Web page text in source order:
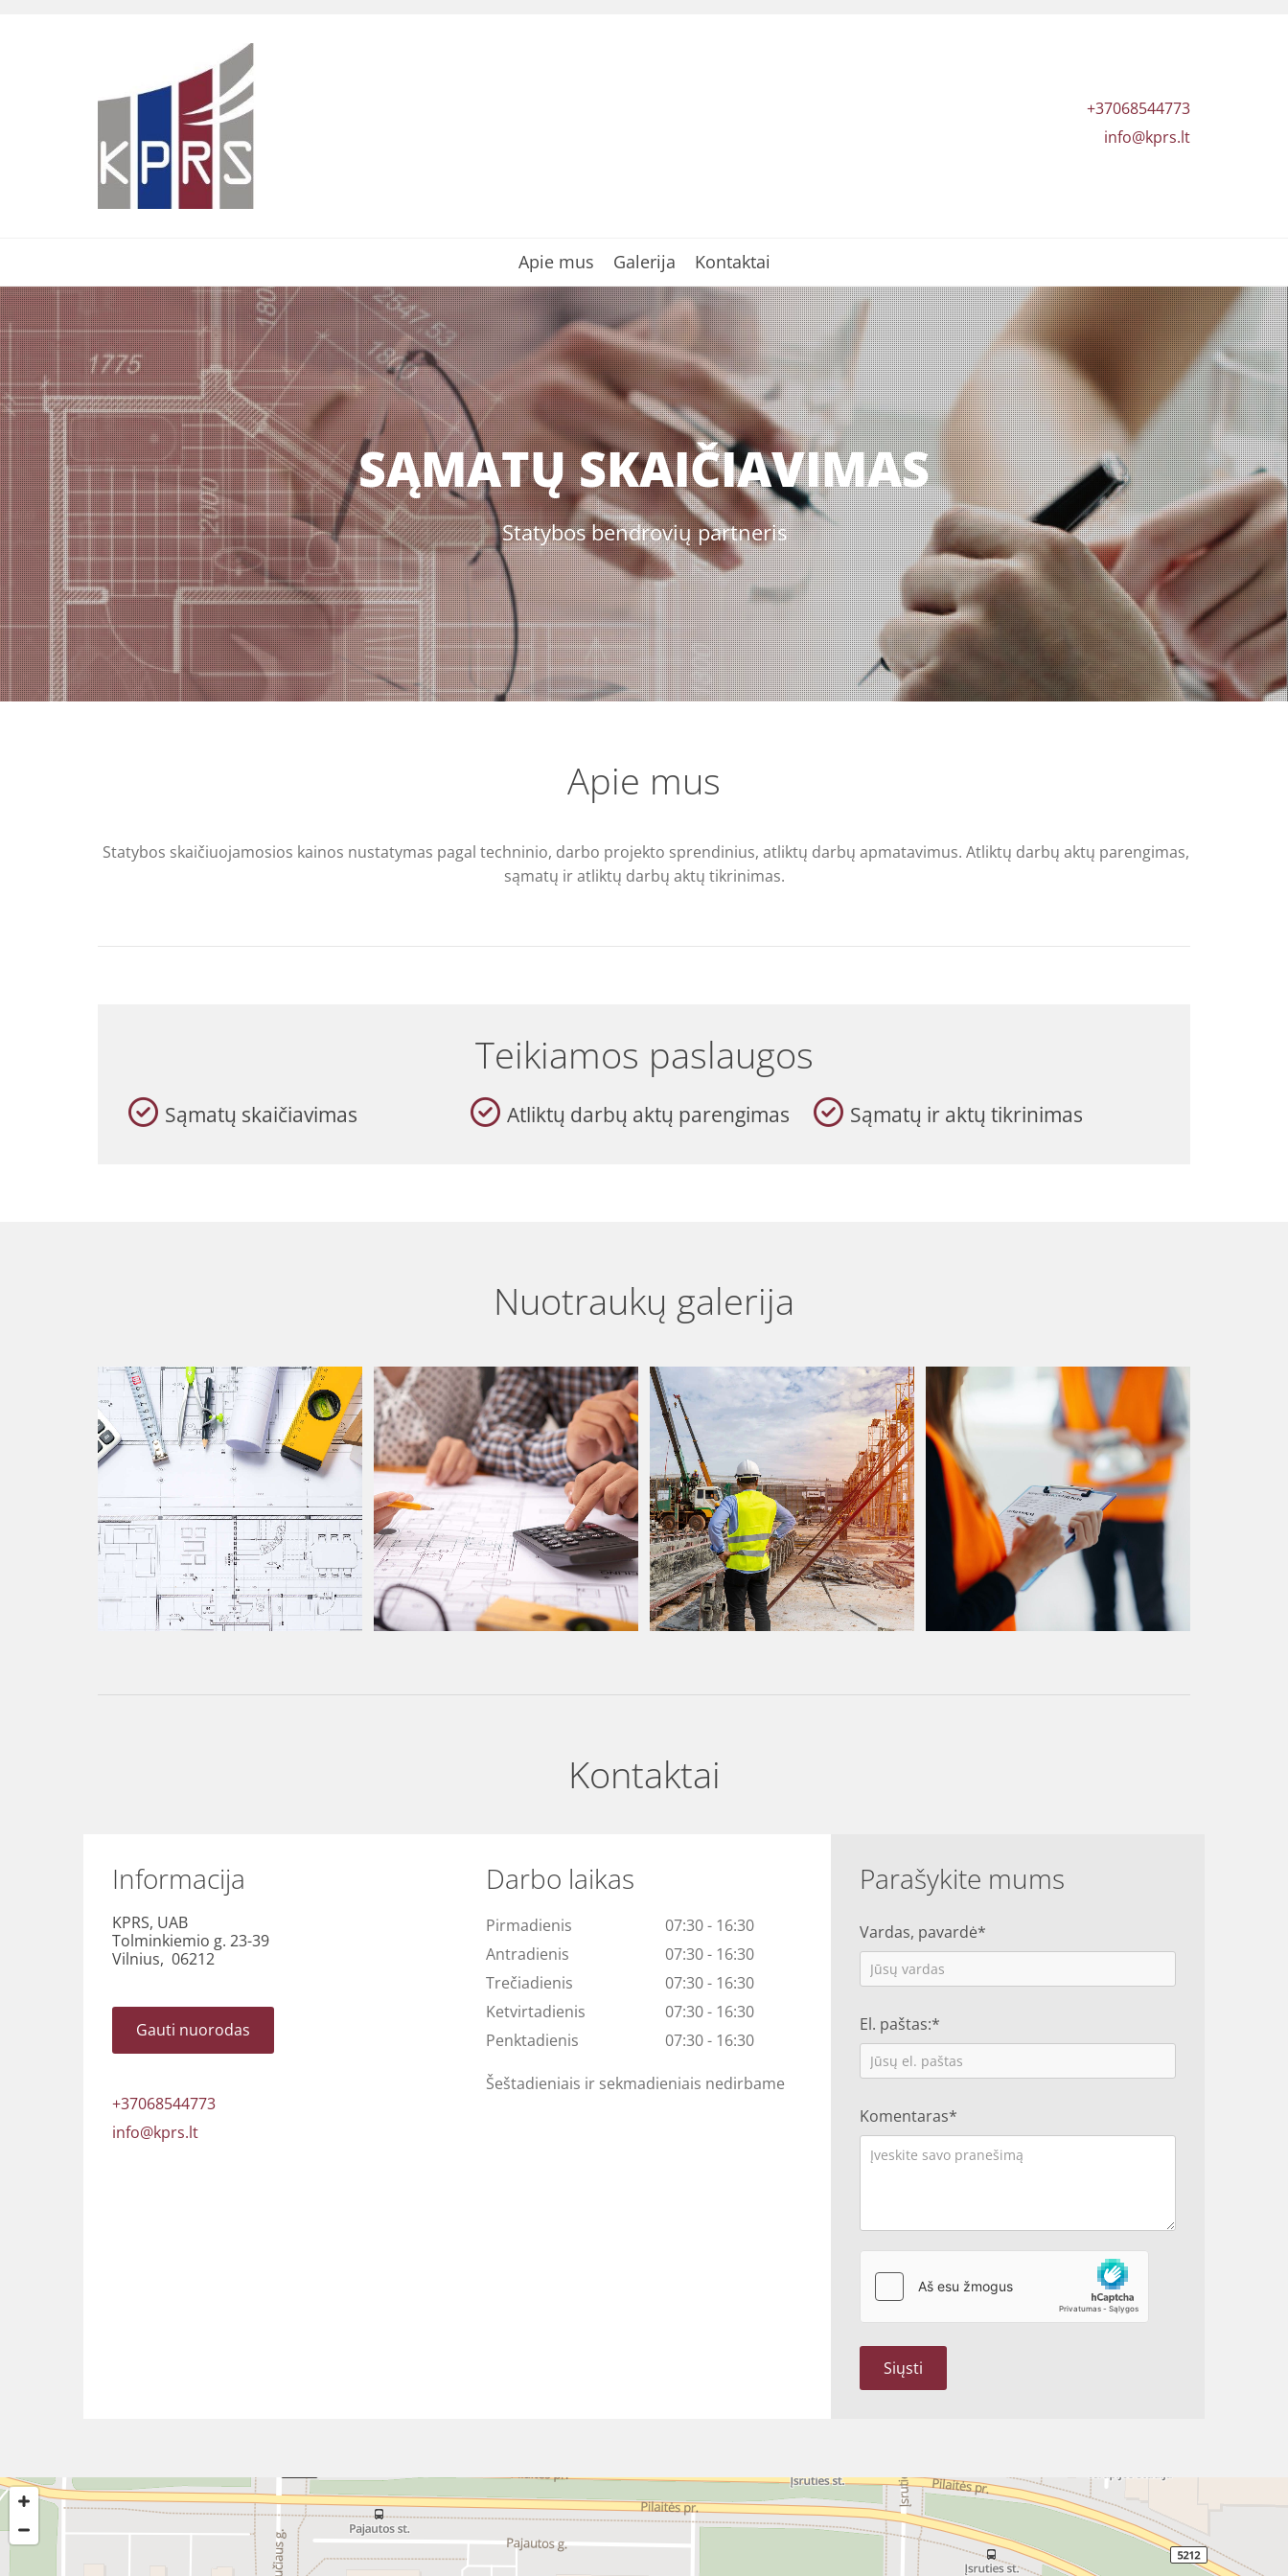
+37068544773
info@kprs.lt
Apie mus Galerija Kontaktai
SĄMATŲ SKAIČIAVIMAS
Statybos bendrovių partneris
Apie mus
Statybos skaičiuojamosios kainos nustatymas pagal techninio, darbo projekto sprendinius, atliktų darbų apmatavimus. Atliktų darbų aktų parengimas,
sąmatų ir atliktų darbų aktų tikrinimas.
Teikiamos paslaugos
Sąmatų skaičiavimas Atliktų darbų aktų parengimas Sąmatų ir aktų tikrinimas
Nuotraukų galerija
Kontaktai
Informacija
KPRS, UAB
Tolminkiemio g. 23-39
Vilnius, 06212
Gauti nuorodas
+37068544773
info@kprs.lt
Darbo laikas
Pirmadienis
07:30 - 16:30
Antradienis
07:30 - 16:30
Trečiadienis
07:30 - 16:30
Ketvirtadienis
07:30 - 16:30
Penktadienis
07:30 - 16:30
Šeštadieniais ir sekmadieniais nedirbame
Parašykite mums
Vardas, pavardė*
El. paštas:*
Komentaras*